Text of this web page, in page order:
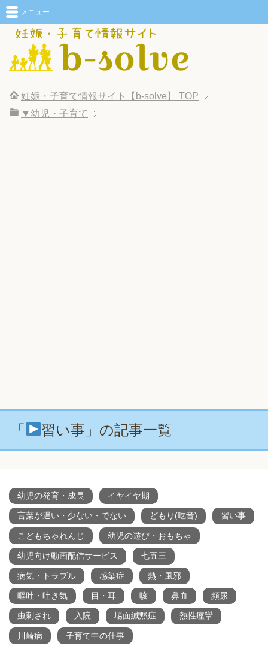
メニュー
妊娠・子育て情報サイト【b-solve】
TOP
▼幼児・子育て
「 習い事」の記事一覧
幼児の発育・成長 イヤイヤ期
言葉が遅い・少ない・でない どもり(吃音) 習い事
こどもちゃれんじ 幼児の遊び・おもちゃ
幼児向け動画配信サービス 七五三
病気・トラブル 感染症 熱・風邪
嘔吐・吐き気 目・耳 咳 鼻血 頻尿
虫刺され 入院 場面緘黙症 熱性痙攣
川崎病 子育て中の仕事